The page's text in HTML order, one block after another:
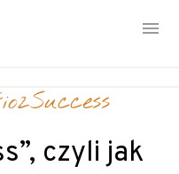
czyli jak